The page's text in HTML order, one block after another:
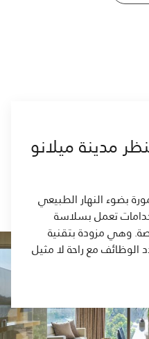
مدينة ميلانو
بضوء النهار الطبيعي
تعمل بسلاسة
وهي مزودة بتقنية
مع راحة لا مثيل